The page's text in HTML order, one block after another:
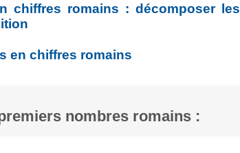
chiffres romains : décomposer les
en chiffres romains
nombres romains :